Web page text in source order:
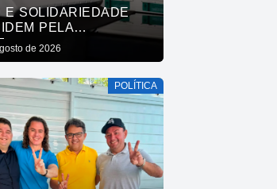
E SOLIDARIEDADE
PELA
NA
PRESIDENCIAL
de 2026
POLÍTICA